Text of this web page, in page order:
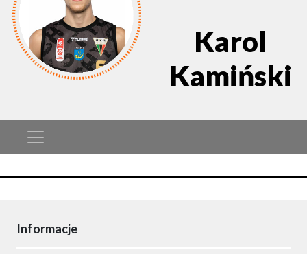
Karol
Kamiński
Informacje